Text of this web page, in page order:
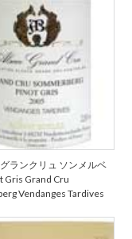
ランクリュ ソンメルベ
Gris Grand Cru
Vendanges Tardives